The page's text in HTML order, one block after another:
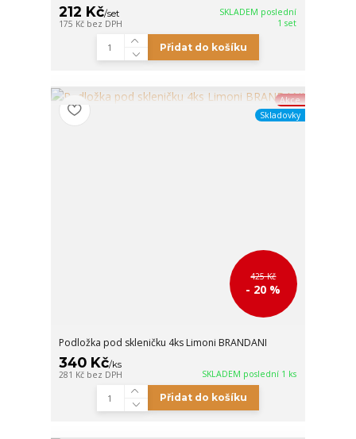
212 Kč/set
175 Kč bez DPH
SKLADEM poslední
1 set
Přidat do košíku
Akce
Skladovky
425 Kč
- 20 %
Podložka pod skleničku 4ks Limoni BRANDANI
340 Kč/ks
281 Kč bez DPH SKLADEM poslední 1 ks
Přidat do košíku